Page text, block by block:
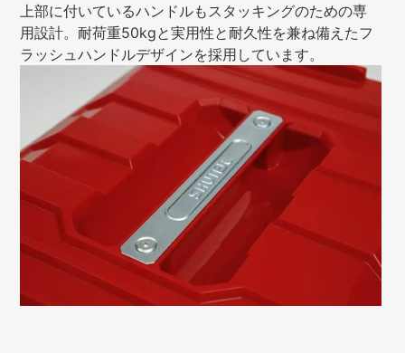
上部に付いているハンドルもスタッキングのための専
用設計。耐荷重50kgと実用性と耐久性を兼ね備えたフ
ラッシュハンドルデザインを採用しています。